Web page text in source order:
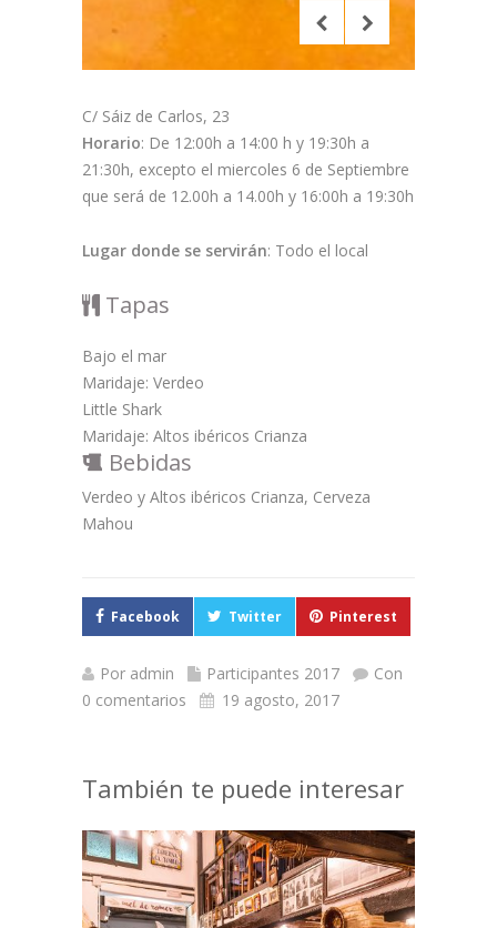
C/ Sáiz de Carlos, 23
Horario: De 12:00h a 14:00 h y 19:30h a
21:30h, excepto el miercoles 6 de Septiembre
que será de 12.00h a 14.00h y 16:00h a 19:30h
Lugar donde se servirán: Todo el local
Tapas
Bajo el mar
Maridaje: Verdeo
Little Shark
Maridaje: Altos ibéricos Crianza
Bebidas
Verdeo y Altos ibéricos Crianza, Cerveza
Mahou
Facebook Twitter Pinterest
Por admin Participantes 2017
Con
0 comentarios
19 agosto, 2017
También te puede interesar